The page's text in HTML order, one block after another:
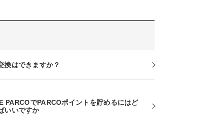
換はできますか？
PARCOでPARCOポイントを貯めるにはど
いいですか